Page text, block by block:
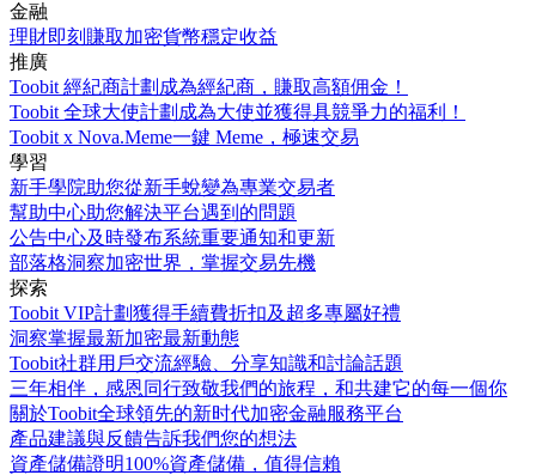
金融
理財即刻賺取加密貨幣穩定收益
推廣
Toobit 經紀商計劃 成為經紀商，賺取高額佣金！
Toobit 全球大使計劃 成為大使並獲得具競爭力的福利！
Toobit x Nova.Meme一鍵 Meme，極速交易
學習
新手學院助您從新手蛻變為專業交易者
幫助中心助您解決平台遇到的問題
公告中心及時發布系統重要通知和更新
部落格洞察加密世界，掌握交易先機
探索
Toobit VIP計劃獲得手續費折扣及超多專屬好禮
洞察掌握最新加密最新動態
Toobit社群用戶交流經驗、分享知識和討論話題
三年相伴，感恩同行致敬我們的旅程，和共建它的每一個你
關於Toobit全球領先的新时代加密金融服務平台
產品建議與反饋告訴我們您的想法
資產儲備證明100%資產儲備，值得信賴